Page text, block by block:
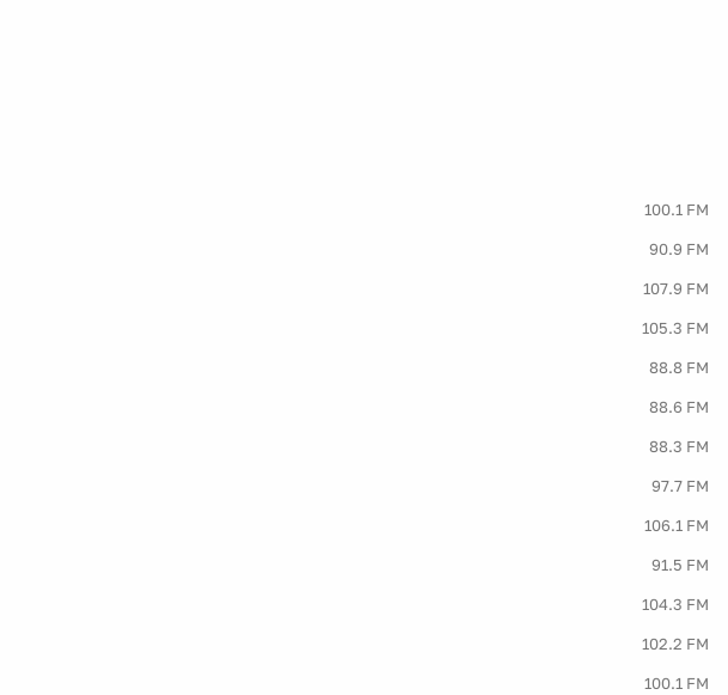
100.1 FM
90.9 FM
107.9 FM
105.3 FM
88.8 FM
88.6 FM
88.3 FM
97.7 FM
106.1 FM
91.5 FM
104.3 FM
102.2 FM
100.1 FM